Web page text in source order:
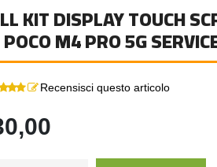
KIT DISPLAY TOUCH
M4 PRO 5G
Recensisci questo articolo